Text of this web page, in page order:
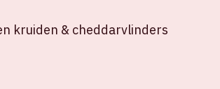
kruiden & cheddarvlinders